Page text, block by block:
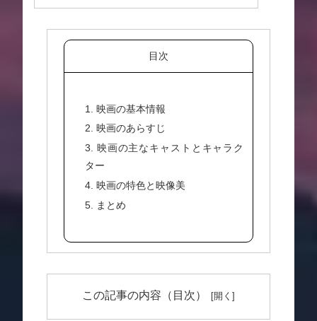
目次
1. 映画の基本情報
2. 映画のあらすじ
3. 映画の主なキャストとキャラク
ター
4. 映画の特色と映像美
5. まとめ
この記事の内容（目次）